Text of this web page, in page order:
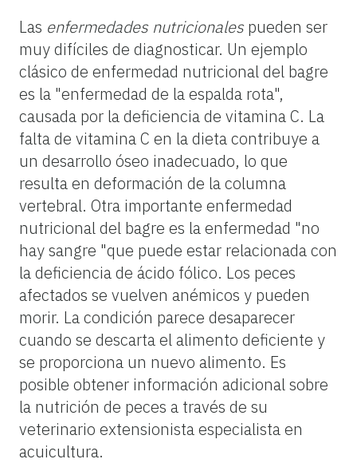
Las enfermedades nutricionales pueden ser
muy difíciles de diagnosticar. Un ejemplo
clásico de enfermedad nutricional del bagre
es la "enfermedad de la espalda rota",
causada por la deficiencia de vitamina C. La
falta de vitamina C en la dieta contribuye a
un desarrollo óseo inadecuado, lo que
resulta en deformación de la columna
vertebral. Otra importante enfermedad
nutricional del bagre es la enfermedad "no
hay sangre "que puede estar relacionada con
la deficiencia de ácido fólico. Los peces
afectados se vuelven anémicos y pueden
morir. La condición parece desaparecer
cuando se descarta el alimento deficiente y
se proporciona un nuevo alimento. Es
posible obtener información adicional sobre
la nutrición de peces a través de su
veterinario extensionista especialista en
acuicultura.